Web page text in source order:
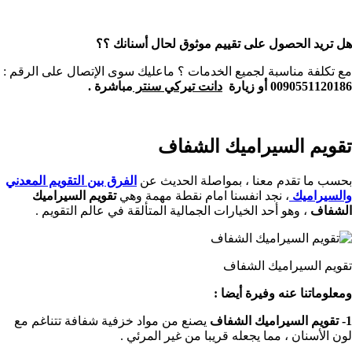
هل تريد الحصول على تقييم موثوق لحال أسنانك ؟؟
مع تكلفة مناسبة لجميع الخدمات ؟ ماعليك سوى الإتصال على الرقم :
0090551120186 أو زيارة
دانت تيركي سنتر مباشرة .
تقويم السيراميك الشفاف
بحسب ما تقدم معنا ، بمواصلة الحديث عن الفرق بين التقويم المعدني
والسيراميك ، نجد انفسنا امام نقطة مهمة وهيتقويم السيراميك
الشفاف ، وهو أحد الخيارات الجمالية المتألقة في عالم التقويم .
تقويم السيراميك الشفاف
ومعلوماتنا عنه وفيرة أيضا :
1- تقويم السيراميك الشفاف
يصنع من مواد خزفية شفافة تتناغم مع
لون الأسنان ، مما يجعله قريبا من غير المرئي .